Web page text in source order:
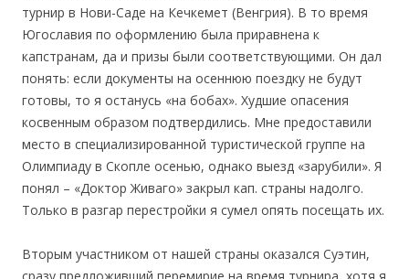
турнир в Нови-Саде на Кечкемет (Венгрия). В то время
Югославия по оформлению была приравнена к
капстранам, да и призы были соответствующими. Он дал
понять: если документы на осеннюю поездку не будут
готовы, то я останусь «на бобах». Худшие опасения
косвенным образом подтвердились. Мне предоставили
место в специализированной туристической группе на
Олимпиаду в Скопле осенью, однако выезд «зарубили». Я
понял – «Доктор Живаго» закрыл кап. страны надолго.
Только в разгар перестройки я сумел опять посещать их.
Вторым участником от нашей страны оказался Суэтин,